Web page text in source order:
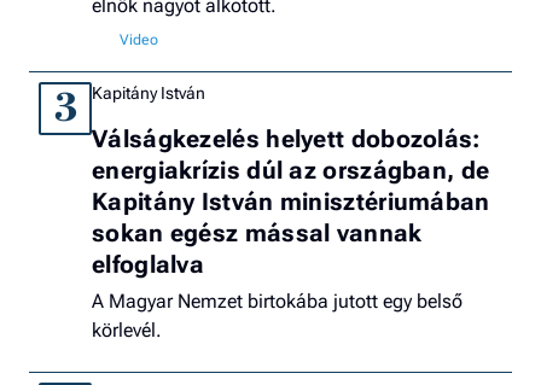
elnök nagyot alkotott.
3 Kapitány István
Válságkezelés helyett dobozolás:
energiakrízis dúl az országban, de
Kapitány István minisztériumában
sokan egész mással vannak
elfoglalva
A Magyar Nemzet birtokába jutott egy belső
körlevél.